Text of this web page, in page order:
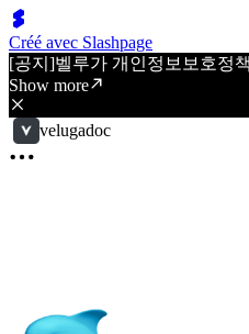
Créé avec Slashpage
[공지]벨루가 개인정보보호정
Show more
velugadoc